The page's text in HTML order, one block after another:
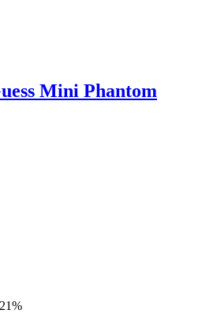
Mini Phantom
21%